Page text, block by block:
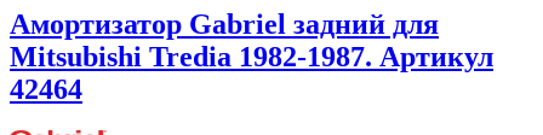
Амортизатор Gabriel задний для
Mitsubishi Tredia 1982-1987. Артикул
42464